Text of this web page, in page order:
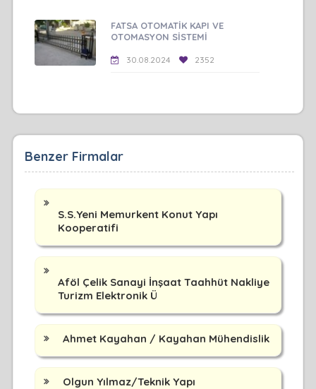
FATSA OTOMATİK KAPI VE
OTOMASYON SİSTEMİ
30.08.2024 2352
Benzer Firmalar
S.S.Yeni Memurkent Konut Yapı
Kooperatifi
Aföl Çelik Sanayi İnşaat Taahhüt Nakliye
Turizm Elektronik Ü
Ahmet Kayahan / Kayahan Mühendislik
Olgun Yılmaz/Teknik Yapı